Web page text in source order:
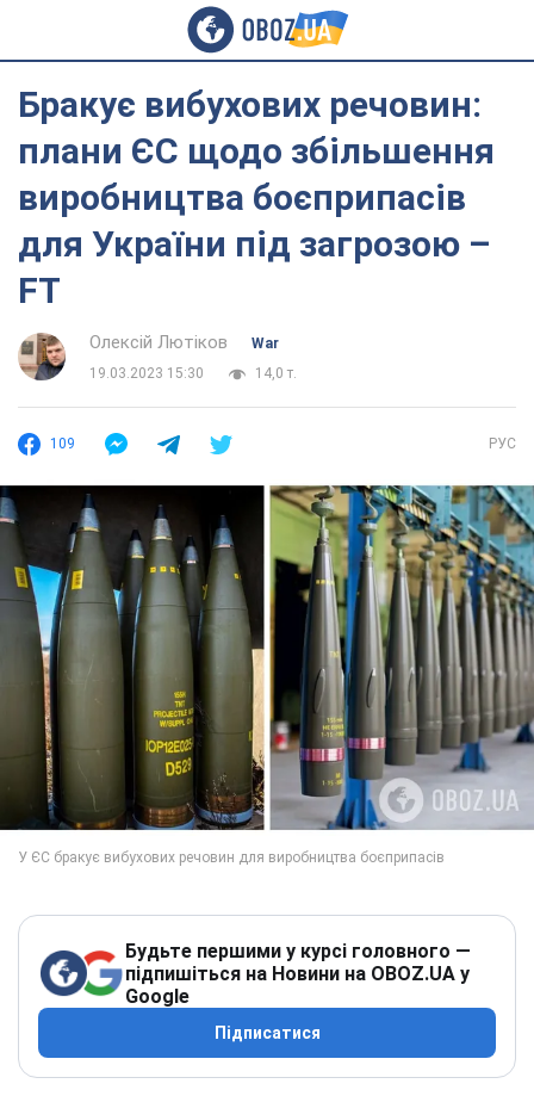
Бракує вибухових речовин:
плани ЄС щодо збільшення
виробництва боєприпасів
для України під загрозою –
FT
Олексій Лютіков
War
19.03.2023 15:30
14,0 т.
109 РУС
Будьте першими у курсі головного —
підпишіться на Новини на OBOZ.UA у
Google
Підписатися